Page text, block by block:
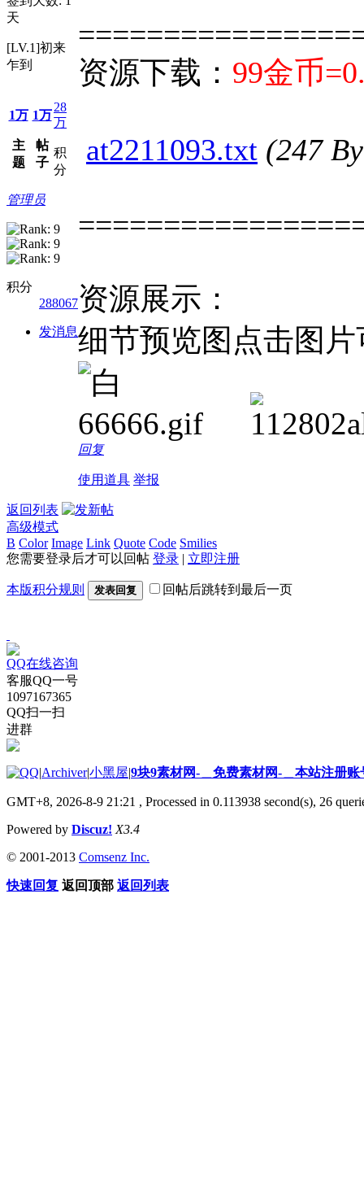
天
[LV.1]初来
乍到
1万
主
题
1万
帖
子
28
万
积
分
管理员
积分
288067
发消息
资源下载： 99金币
at2211093.txt (247
资源展示：
细节预览图点击图
回复
使用道具 举报
返回列表
高级模式
B Color Image Link Quote Code Smilies
您需要登录后才可以回帖 登录 | 立即注册
本版积分规则 发表回复 回帖后跳转到最后一页
QQ在线咨询
客服QQ一号
1097167365
QQ扫一扫
进群
|Archiver|小黑屋|9块9素材网-＿免费素材网-＿本站注册账
GMT+8, 2026-8-9 21:21 , Processed in 0.113938 second(s), 26
Powered by Discuz! X3.4
© 2001-2013 Comsenz Inc.
快速回复 返回顶部 返回列表